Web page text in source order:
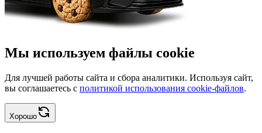
Мы используем файлы cookie
Для лучшей работы сайта и сбора аналитики. Используя сайт,
вы соглашаетесь с политикой использования cookie-файлов.
Хорошо